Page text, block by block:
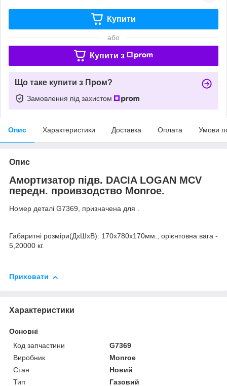
Купити
або
Купити з
Що таке купити з Пром?
Замовлення під захистом
Опис Характеристики Доставка Оплата Умови
Опис
Амортизатор підв. DACIA LOGAN MCV
передн. проивзодство Monroe.
Номер деталі G7369, призначена для .
Габаритні розміри(ДхШхВ): 170х780х170мм., орієнтовна вага -
5,20000 кг.
Приховати
Характеристики
Основні
Код запчастини
G7369
Виробник
Monroe
Стан
Новий
Тип
Газовий